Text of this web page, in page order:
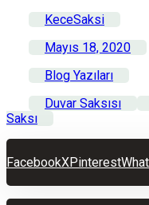
KeceSaksi
Mayıs 18, 2020
Blog Yazıları
Duvar Saksısı
Saksı
FacebookXPinterest